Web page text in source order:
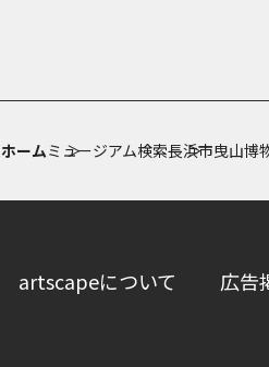
ホームミュージアム検索長浜市曳山博
artscapeについて 広告